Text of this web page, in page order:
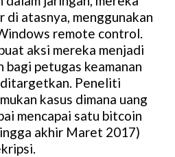
atasnya, menggunakan
remote control.
aksi mereka menjadi
bagi petugas keamanan
Peneliti
kasus dimana uang
mencapai satu bitcoin
akhir Maret 2017)